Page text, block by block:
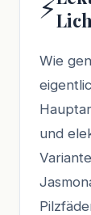
⚡
Wie
und